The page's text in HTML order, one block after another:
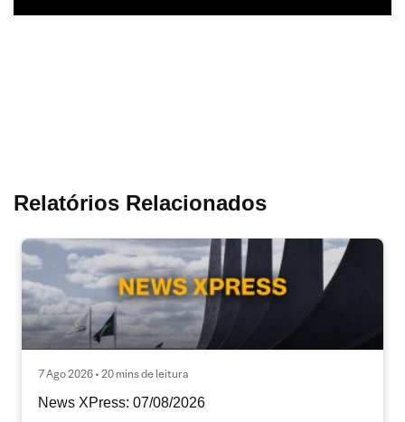
Relatórios Relacionados
7 Ago 2026 • 20 mins de leitura
News XPress: 07/08/2026